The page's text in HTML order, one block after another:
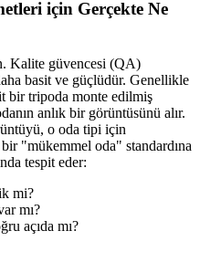
için Gerçekte Ne
Kalite güvencesi (QA)
basit ve güçlüdür. Genellikle
bir tripoda monte edilmiş
anlık bir görüntüsünü alır.
o oda tipi için
"mükemmel oda" standardına
tespit eder:
mi?
mı?
açıda mı?